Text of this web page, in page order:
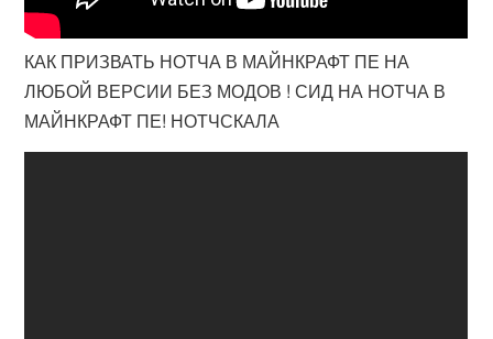
КАК ПРИЗВАТЬ НОТЧА В МАЙНКРАФТ ПЕ НА
ЛЮБОЙ ВЕРСИИ БЕЗ МОДОВ ! СИД НА НОТЧА В
МАЙНКРАФТ ПЕ! НОТЧСКАЛА